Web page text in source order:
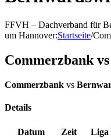
FFVH – Dachverband für
um Hannover:Startseite/
Commerzbank
Commerzbank vs
Details
Datum Zeit Liga